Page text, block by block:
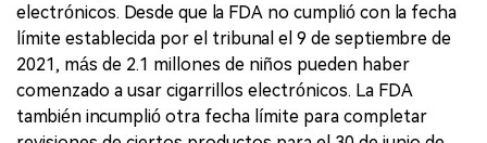
electrónicos. Desde que la FDA no cumplió con la fecha
límite establecida por el tribunal el 9 de septiembre de
2021, más de 2.1 millones de niños pueden haber
comenzado a usar cigarrillos electrónicos. La FDA
también incumplió otra fecha límite para completar